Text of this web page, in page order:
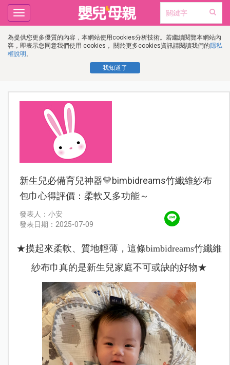
為提供您更多優質的內容，本網站使用cookies分析技術。若繼續閱覽本網站內
容，即表示您同意我們使用 cookies， 關於更多cookies資訊請閱讀我們的隱私
權說明 。
我知道了
Toggle
navigation
新生兒必備育兒神器💛bimbidreams竹纖維紗布
包巾心得評價：柔軟又多功能～
發表人：小安
發表日期：2025-07-09
★摸起來柔軟、質地輕薄，這條bimbidreams竹纖維
紗布巾真的是新生兒家庭不可或缺的好物★